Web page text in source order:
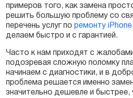
примеров того, как замена
решить большую проблему со
перечень услуг по ремонту iPhone
делаем быстро и с гарантией.
Часто к нам приходят с
подозревая сложную поломку
начинаем с диагностики, и в
проблема решается именно
значительно дешевле и быстрее,